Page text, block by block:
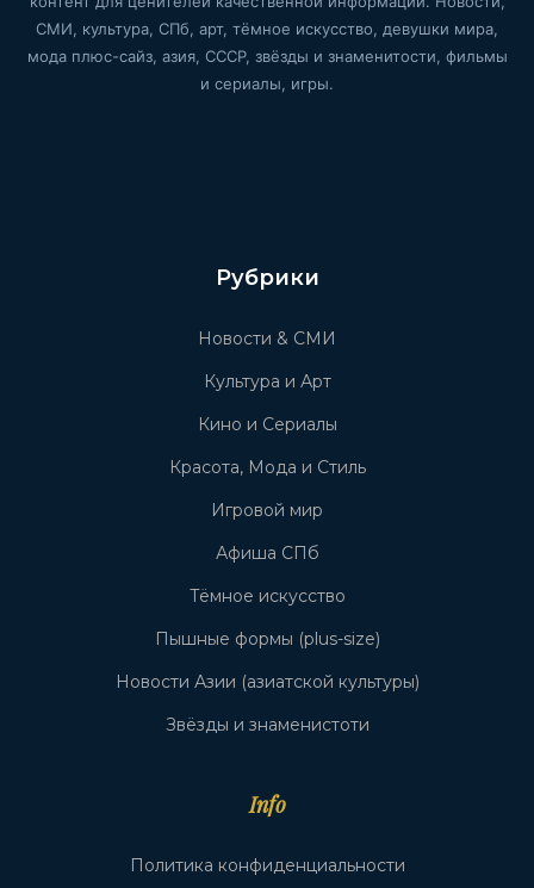
СМИ, культура, СПб, арт, тёмное искусство, девушки мира,
мода плюс-сайз, азия, СССР, звёзды и знаменитости, фильмы
и сериалы, игры.
Рубрики
Новости & СМИ
Культура и Арт
Кино и Сериалы
Красота, Мода и Стиль
Игровой мир
Афиша СПб
Тёмное искусство
Пышные формы (plus-size)
Новости Азии (азиатской культуры)
Звёзды и знаменистоти
Info
Политика конфиденциальности